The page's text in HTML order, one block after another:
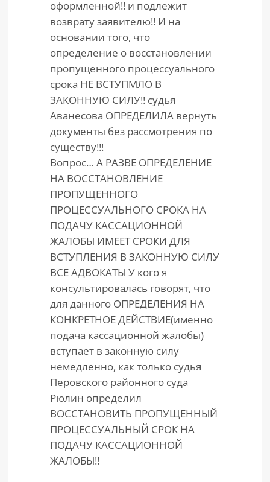
оформленной!! и подлежит
возврату заявителю!! И на
основании того, что
определение о восстановлении
пропущенного процессуального
срока НЕ ВСТУПМЛО В
ЗАКОННУЮ СИЛУ!! судья
Аванесова ОПРЕДЕЛИЛА вернуть
документы без рассмотрения по
существу!!!
Вопрос… А РАЗВЕ ОПРЕДЕЛЕНИЕ
НА ВОССТАНОВЛЕНИЕ
ПРОПУЩЕННОГО
ПРОЦЕССУАЛЬНОГО СРОКА НА
ПОДАЧУ КАССАЦИОННОЙ
ЖАЛОБЫ ИМЕЕТ СРОКИ ДЛЯ
ВСТУПЛЕНИЯ В ЗАКОННУЮ СИЛУ
ВСЕ АДВОКАТЫ У кого я
консультировалась говорят, что
для данного ОПРЕДЕЛЕНИЯ НА
КОНКРЕТНОЕ ДЕЙСТВИЕ(именно
подача кассационной жалобы)
вступает в законную силу
немедленно, как только судья
Перовского районного суда
Рюлин определил
ВОССТАНОВИТЬ ПРОПУЩЕННЫЙ
ПРОЦЕССУАЛЬНЫЙ СРОК НА
ПОДАЧУ КАССАЦИОННОЙ
ЖАЛОБЫ!!